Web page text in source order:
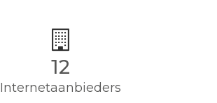
12
Internetaanbieders